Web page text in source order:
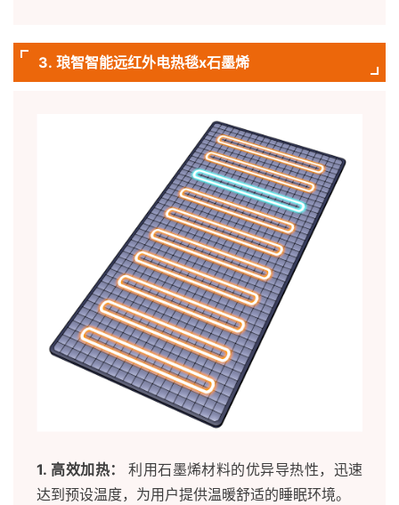
3. 琅智智能远红外电热毯x石墨烯
1. 高效加热：利用石墨烯材料的优异导热性，迅速
达到预设温度，为用户提供温暖舒适的睡眠环境。